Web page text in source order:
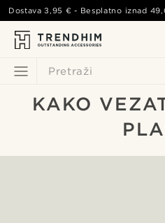
Pretraži
Dostava3,95 € - Besplatno iznad
KAKO